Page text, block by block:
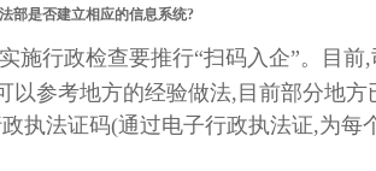
部是否建立相应的信息系统?
施行政检查要推行“扫码入企”。目
以参考地方的经验做法,目前部分地
执法证码(通过电子行政执法证,为